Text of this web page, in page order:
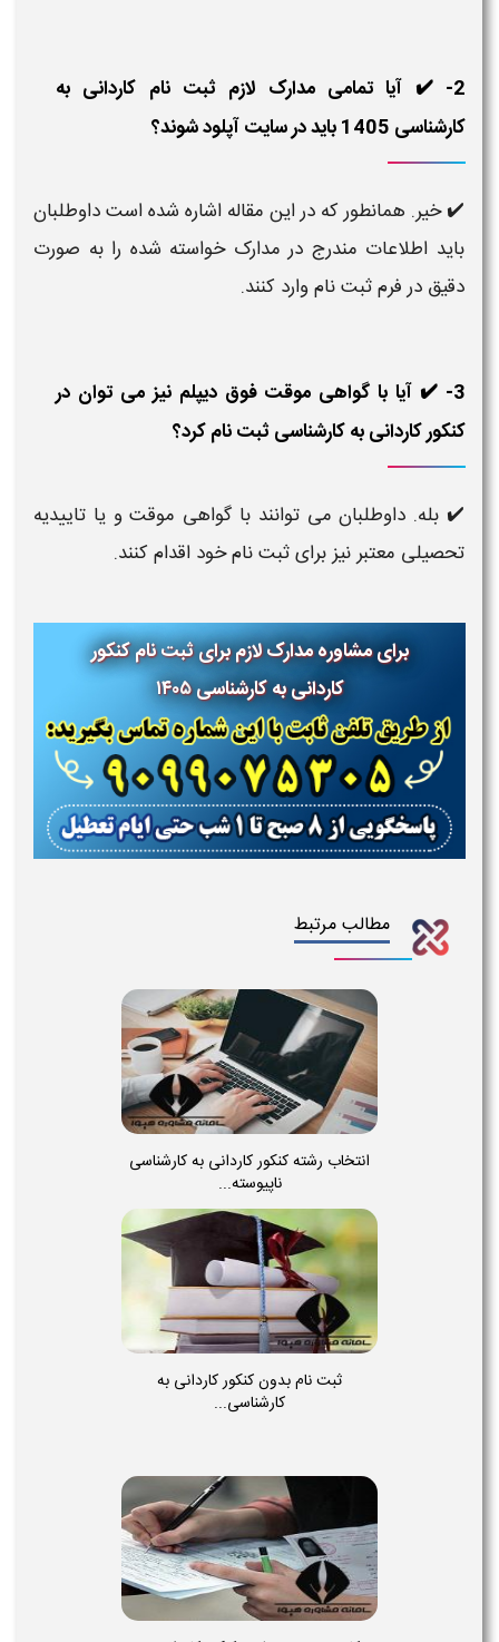
2- ✔️ آیا تمامی مدارک لازم ثبت نام کاردانی به
کارشناسی 1405 باید در سایت آپلود شوند؟
✔️خیر. همانطور که در این مقاله اشاره شده است داوطلبان
باید اطلاعات مندرج در مدارک خواسته شده را به صورت
دقیق در فرم ثبت نام وارد کنند.
3- ✔️ آیا با گواهی موقت فوق دیپلم نیز می توان در
کنکور کاردانی به کارشناسی ثبت نام کرد؟
✔️ بله. داوطلبان می توانند با گواهی موقت و یا تاییدیه
تحصیلی معتبر نیز برای ثبت نام خود اقدام کنند.
برای مشاوره مدارک لازم برای ثبت نام کنکور
کاردانی به کارشناسی ۱۴۰۵
مطالب مرتبط
انتخاب رشته کنکور کاردانی به کارشناسی
ناپیوسته...
ثبت نام بدون کنکور کاردانی به
کارشناسی...